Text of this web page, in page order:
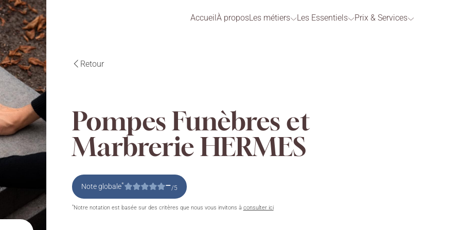
AccueilÀ proposLes métiers Les Essentiels Prix & Services
Retour
Pompes Funèbres et
Marbrerie HERMES
Note globale* –/5
*Notre notation est basée sur des critères que nous vous invitons à consulter ici